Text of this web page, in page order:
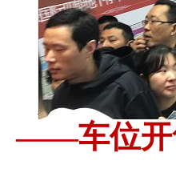
——车位开